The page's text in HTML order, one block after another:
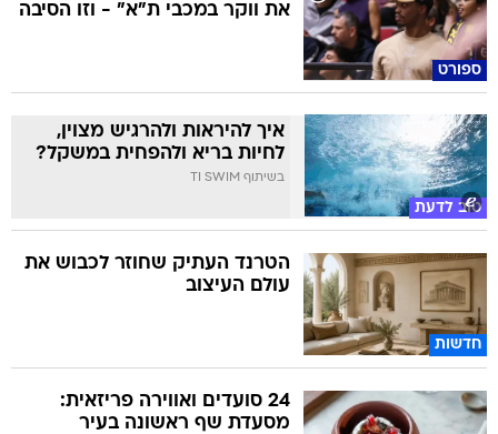
ספורט
את ווקר במכבי ת"א" - וזו הסיבה
טוב לדעת
איך להיראות ולהרגיש מצוין,
לחיות בריא ולהפחית במשקל?
בשיתוף TI SWIM
חדשות
הטרנד העתיק שחוזר לכבוש את
עולם העיצוב
24 סועדים ואווירה פריזאית:
מסעדת שף ראשונה בעיר